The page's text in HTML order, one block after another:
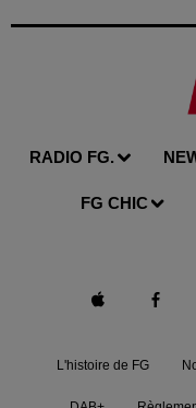
RADIO FG.
FG CHIC
L'histoire de FG